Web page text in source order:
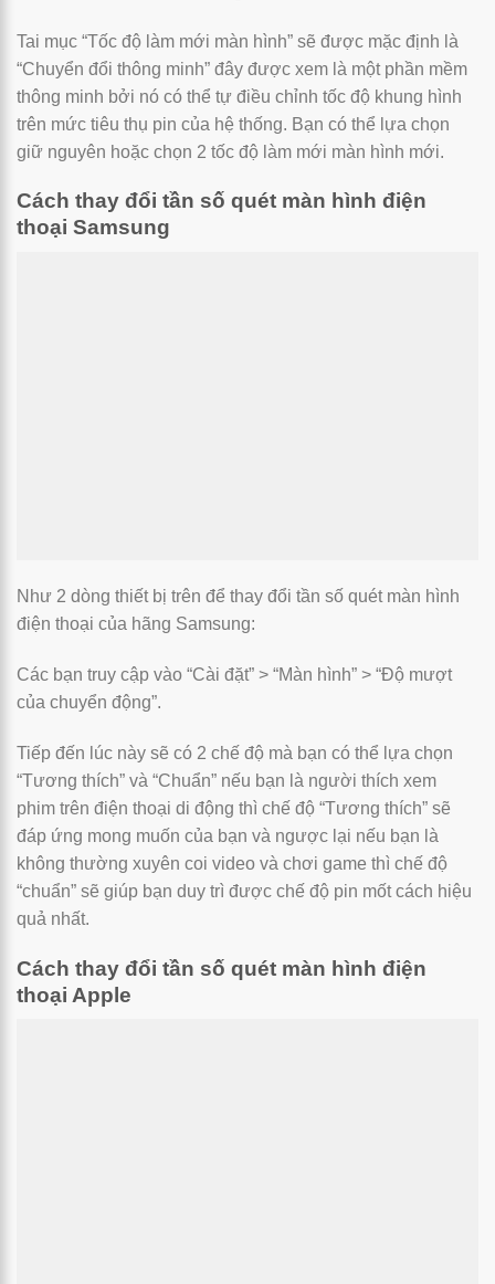
Tai mục “Tốc độ làm mới màn hình” sẽ được mặc định là
“Chuyển đổi thông minh” đây được xem là một phần mềm
thông minh bởi nó có thể tự điều chỉnh tốc độ khung hình
trên mức tiêu thụ pin của hệ thống. Bạn có thể lựa chọn
giữ nguyên hoặc chọn 2 tốc độ làm mới màn hình mới.
Cách thay đổi tần số quét màn hình điện
thoại Samsung
Như 2 dòng thiết bị trên để thay đổi tần số quét màn hình
điện thoại của hãng Samsung:
Các bạn truy cập vào “Cài đặt” > “Màn hình” > “Độ mượt
của chuyển động”.
Tiếp đến lúc này sẽ có 2 chế độ mà bạn có thể lựa chọn
“Tương thích” và “Chuẩn” nếu bạn là người thích xem
phim trên điện thoại di động thì chế độ “Tương thích” sẽ
đáp ứng mong muốn của bạn và ngược lại nếu bạn là
không thường xuyên coi video và chơi game thì chế độ
“chuẩn” sẽ giúp bạn duy trì được chế độ pin mốt cách hiệu
quả nhất.
Cách thay đổi tần số quét màn hình điện
thoại Apple